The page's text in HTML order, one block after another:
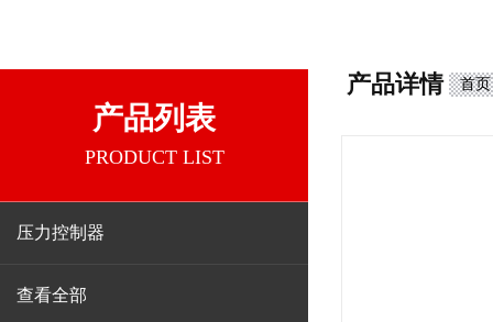
产品列表
PRODUCT LIST
压力控制器
查看全部
产品详情 首页